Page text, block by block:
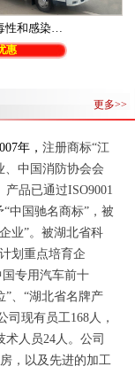
性和感染…
惠
更多>>
年 ，注册商标“江
、中国消防协会会
产品已通过ISO9001
中国驰名商标”，被
业”。被湖北省科
划重点培育企
国专用汽车前十
”、“湖北省名牌产
司现有员工168人，
术人员24人。公司
，以及先进的加工